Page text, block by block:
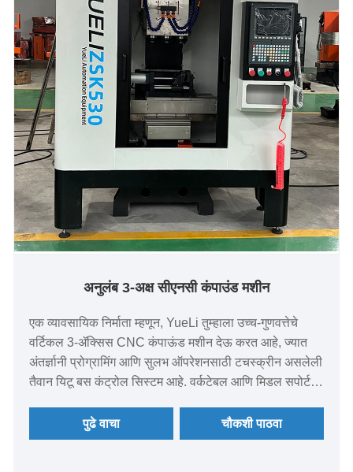
अनुलंब 3-अक्ष सीएनसी कंपाउंड मशीन
एक व्यावसायिक निर्माता म्हणून, YueLi तुम्हाला उच्च-गुणवत्तेचे
वर्टिकल 3-ॲक्सिस CNC कंपाऊंड मशीन देऊ करत आहे, ज्यात
अंतर्ज्ञानी प्रोग्रामिंग आणि सुलभ ऑपरेशनसाठी टचस्क्रीन असलेली
तैवान यिटू बस कंट्रोल सिस्टम आहे. वर्कटेबल आणि मिडल सपोर्ट
ज्यामुळे हेवी-ड्यूटी कटिंग सक्षम होते. कृपया आमच्याशी कधीही संपर्क
साधा.
पुढे वाचा चौकशी पाठवा